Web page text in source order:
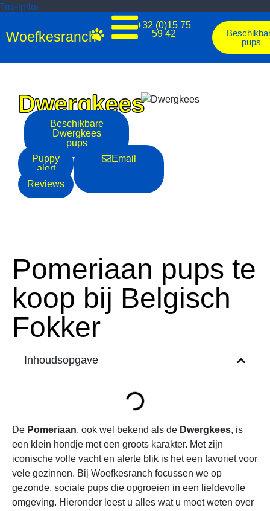
Trustpilot
Woefkesranch
+32 (0)15 75
59 42
pups
Dwergkees
Beschikbare
Dwergkees
pups
Puppy
alert
Reviews
Email
Pomeriaan pups te
koop bij Belgisch
Fokker
Inhoudsopgave
De Pomeriaan, ook wel bekend als de Dwergkees, is
een klein hondje met een groots karakter. Met zijn
iconische volle vacht en alerte blik is het een favoriet voor
vele gezinnen. Bij Woefkesranch focussen we op
gezonde, sociale pups die opgroeien in een liefdevolle
omgeving. Hieronder leest u alles wat u moet weten over